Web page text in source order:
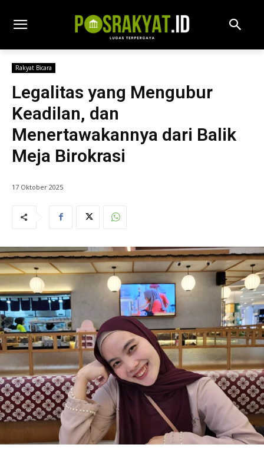
Rakyat Bicara
Legalitas yang Mengubur
Keadilan, dan
Menertawakannya dari Balik
Meja Birokrasi
17 Oktober 2025